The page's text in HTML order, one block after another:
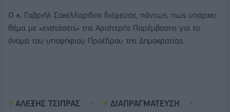
Ο κ. Γαβριήλ Σακελλαρίδης διέψευσε, πάντως, πως υπάρχει
θέμα με «ενστάσεις» της Αριστερής Παρέμβασης για το
όνομα του υποψήφιου Προέδρου της Δημοκρατίας.
ΑΛΕΞΗΣ ΤΣΙΠΡΑΣ
ΔΙΑΠΡΑΓΜΑΤΕΥΣΗ